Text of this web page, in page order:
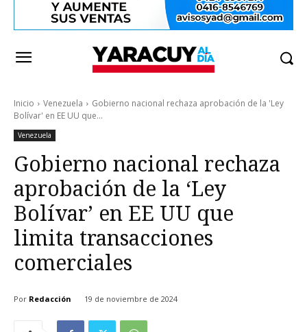
Inicio Venezuela
Gobierno nacional rechaza aprobación de la 'Ley
Bolívar' en EE UU que...
Venezuela
Gobierno nacional rechaza
aprobación de la ‘Ley
Bolívar’ en EE UU que
limita transacciones
comerciales
Por Redacción 19 de noviembre de 2024